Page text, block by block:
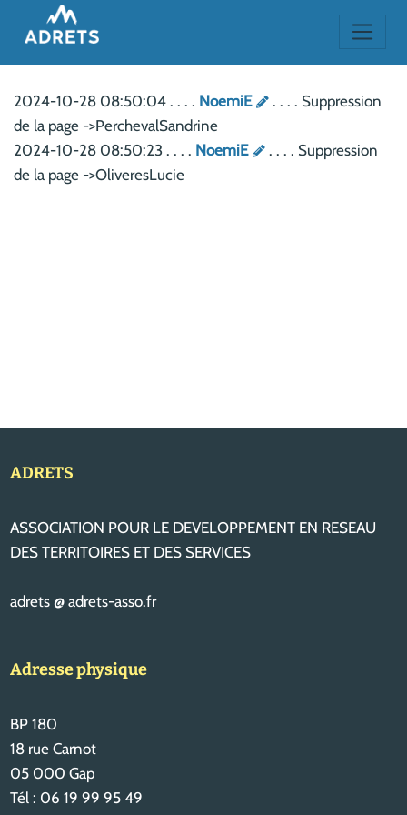
2024-10-28 08:50:04 . . . . NoemiE
. . . . Suppression
de la page ->PerchevalSandrine
2024-10-28 08:50:23 . . . . NoemiE
. . . . Suppression
de la page ->OliveresLucie
ADRETS
ASSOCIATION POUR LE DEVELOPPEMENT EN RESEAU
DES TERRITOIRES ET DES SERVICES
adrets @ adrets-asso.fr
Adresse physique
BP 180
18 rue Carnot
05 000 Gap
Tél : 06 19 99 95 49